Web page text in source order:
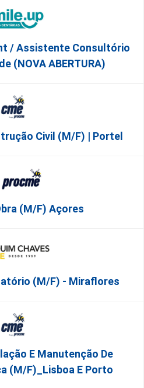
/ Assistente Consultório
(NOVA ABERTURA)
Civil (m/f) | Portel
(m/f) Açores
(M/F) - Miraflores
E Manutenção De
(m/f)_Lisboa E Porto